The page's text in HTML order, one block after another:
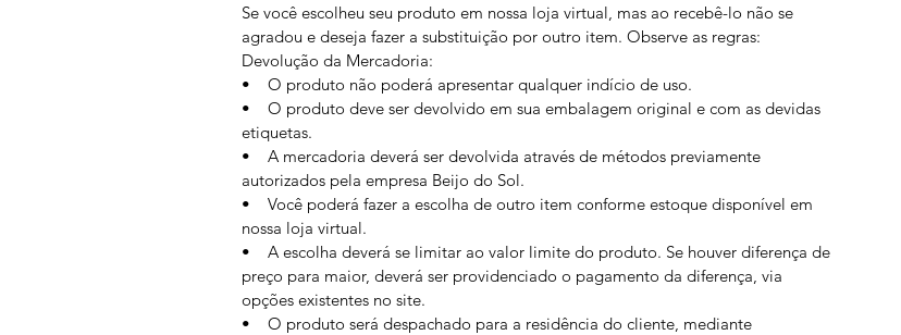
Se você escolheu seu produto em nossa loja virtual, mas ao recebê-lo não se
agradou e deseja fazer a substituição por outro item. Observe as regras:
Devolução da Mercadoria:
• O produto não poderá apresentar qualquer indício de uso.
• O produto deve ser devolvido em sua embalagem original e com as devidas
etiquetas.
• A mercadoria deverá ser devolvida através de métodos previamente
autorizados pela empresa Beijo do Sol.
• Você poderá fazer a escolha de outro item conforme estoque disponível em
nossa loja virtual.
• A escolha deverá se limitar ao valor limite do produto. Se houver diferença de
preço para maior, deverá ser providenciado o pagamento da diferença, via
opções existentes no site.
• O produto será despachado para a residência do cliente, mediante